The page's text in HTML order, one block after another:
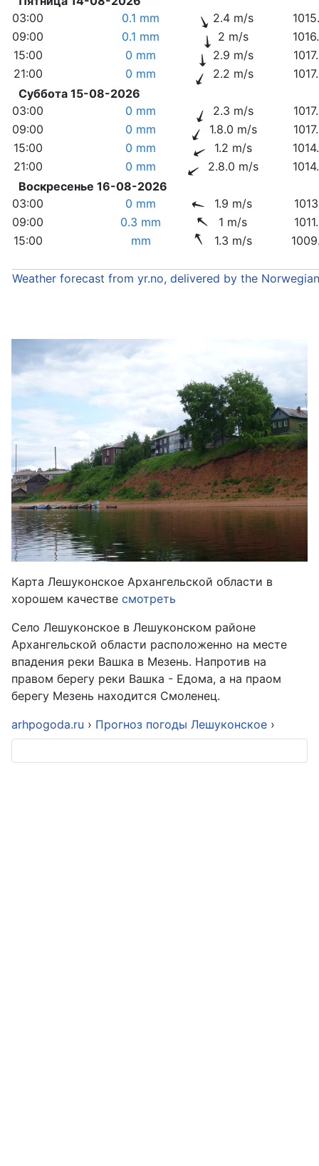
03:00
0.1 mm 2.4 m/s
09:00
0.1 mm 2 m/s
15:00
0 mm 2.9 m/s
21:00
0 mm 2.2 m/s
Суббота 15-08-2026
03:00
0 mm 2.3 m/s
09:00
0 mm 1.8.0 m/s
15:00
0 mm 1.2 m/s
21:00
0 mm 2.8.0 m/s
Воскресенье 16-08-2026
03:00
0 mm 1.9 m/s
09:00
0.3 mm 1 m/s
15:00
mm 1.3 m/s
Weather forecast from yr.no, delivered by the
Карта Лешуконское Архангельской области в
хорошем качестве смотреть
Село Лешуконское в Лешуконском районе
Архангельской области расположенно на месте
впадения реки Вашка в Мезень. Напротив на
правом берегу реки Вашка - Едома, а на праом
берегу Мезень находится Смоленец.
arhpogoda.ru › Прогноз погоды Лешуконское ›